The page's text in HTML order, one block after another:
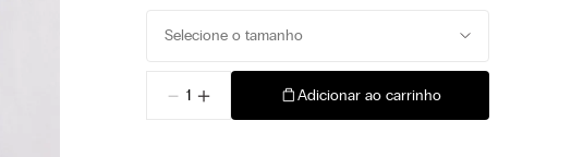
Selecione o tamanho
＋
－ Adicionar ao carrinho